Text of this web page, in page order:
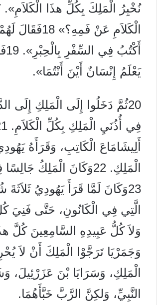
نُخْبِرُ الْمَلِكَ بِكُلِّ هذَا الْكَلاَمِ».
الْكَلاَمِ عَنْ فَمِهِ؟» 18فَقَالَ
أَكْتُبُ فِي السِّفْرِ بِالْحِبْرِ». 19
يَعْلَمُ إِنْسَانٌ أَيْنَ أَنْتُمَا».
20ثُمَّ دَخَلُوا إِلَى الْمَلِكِ إِلَى
فِي أُذُنَيِ الْمَلِكِ بِكُلِّ الْكَلاَمِ.
أَلِيشَامَاعَ الْكَاتِبِ، وَقَرَأَهُ
الْمَلِكِ. 22وَكَانَ الْمَلِكُ جَالِسًا
23وَكَانَ لَمَّا قَرَأَ يَهُودِيُ ثَلاَثَةَ
الَّتِي فِي الْكَانُونِ، حَتَّى فَنِيَ
وَلاَ كُلُّ عَبِيدِهِ السَّامِعِينَ كُلَّ
وَجَمَرْيَا تَرَجَّوْا الْمَلِكَ أَنْ لاَ
الْمَلِكِ، وَسَرَايَا بْنَ عَزَرْئِيلَ،
النَّبِيِّ، وَلكِنَّ الرَّبَّ خَبَّأَهُمَا.